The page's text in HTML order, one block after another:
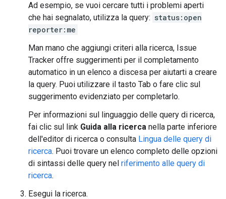
Ad esempio, se vuoi cercare tutti i problemi aperti
che hai segnalato, utilizza la query: status:open
reporter:me
Man mano che aggiungi criteri alla ricerca, Issue
Tracker offre suggerimenti per il completamento
automatico in un elenco a discesa per aiutarti a creare
la query. Puoi utilizzare il tasto Tab o fare clic sul
suggerimento evidenziato per completarlo.
Per informazioni sul linguaggio delle query di ricerca,
fai clic sul link Guida alla ricerca nella parte inferiore
dell'editor di ricerca o consulta Lingua delle query di
ricerca. Puoi trovare un elenco completo delle opzioni
di sintassi delle query nel riferimento alle query di
ricerca.
Esegui la ricerca.